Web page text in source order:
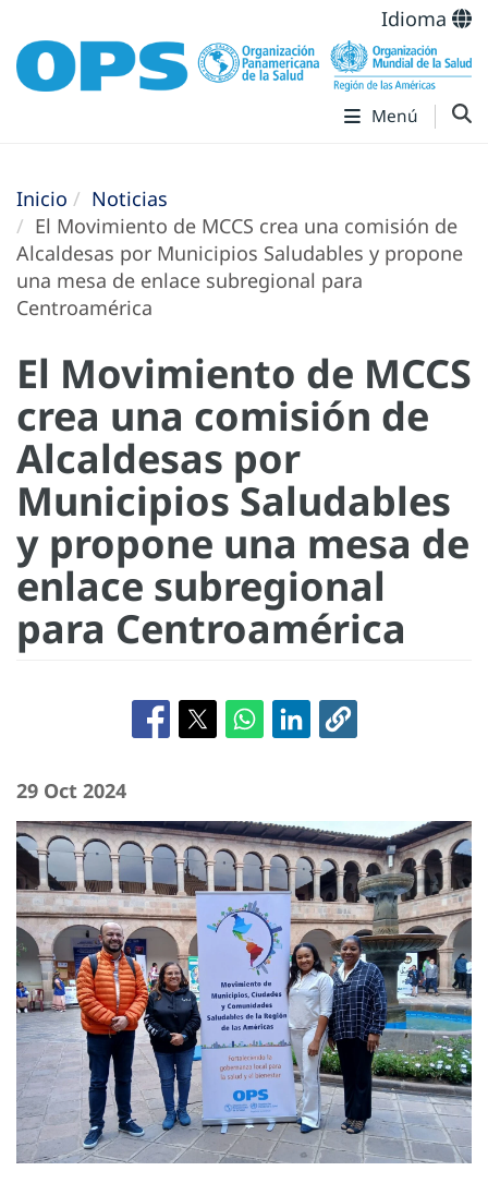
Idioma
Menú
Inicio
Noticias
El Movimiento de MCCS crea una comisión de
Alcaldesas por Municipios Saludables y propone
una mesa de enlace subregional para
Centroamérica
El Movimiento de MCCS
crea una comisión de
Alcaldesas por
Municipios Saludables
y propone una mesa de
enlace subregional
para Centroamérica
29 Oct 2024